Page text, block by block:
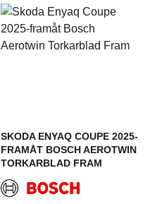
SKODA ENYAQ COUPE 2025-
FRAMÅT BOSCH AEROTWIN
TORKARBLAD FRAM